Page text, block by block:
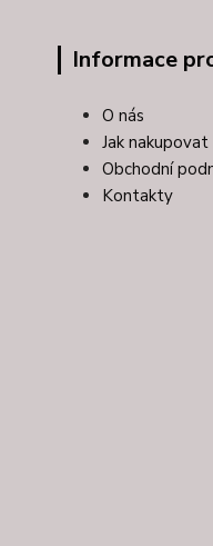
Informace
O nás
Jak nakupovat
Obchodní
Kontakty